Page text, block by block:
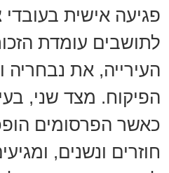
פגיעה אישית
לתושבים עומדת
העירייה, את נבחריה
הפיקוח. מצד שני,
כאשר הפרסומים
חוזרים ונשנים,